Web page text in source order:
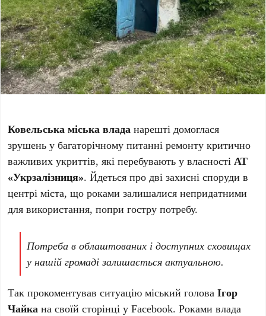
Ковельська міська влада нарешті домоглася
зрушень у багаторічному питанні ремонту критично
важливих укриттів, які перебувають у власностіАТ
«Укрзалізниця». Йдеться про дві захисні споруди в
центрі міста, що роками залишалися непридатними
для використання, попри гостру потребу.
Потреба в облаштованих і доступних сховищах
у нашій громаді залишається актуальною.
Так прокоментував ситуацію міський головаІгор
Чайка на своїй сторінці у Facebook. Роками влада